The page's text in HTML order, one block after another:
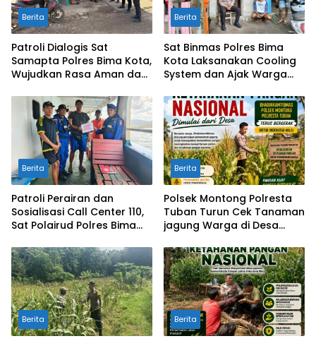
Berita
Patroli Dialogis Sat
Samapta Polres Bima Kota,
Wujudkan Rasa Aman dan
Kamtibmas
Berita
Sat Binmas Polres Bima
Kota Laksanakan Cooling
System dan Ajak Warga
Sambut HUT RI Ke-81
Berita
Patroli Perairan dan
Sosialisasi Call Center 110,
Sat Polairud Polres Bima
Keselamatan Pelayaran di
Teluk Bima
Berita
Polsek Montong Polresta
Tuban Turun Cek Tanaman
jagung Warga di Desa
Berita Berita